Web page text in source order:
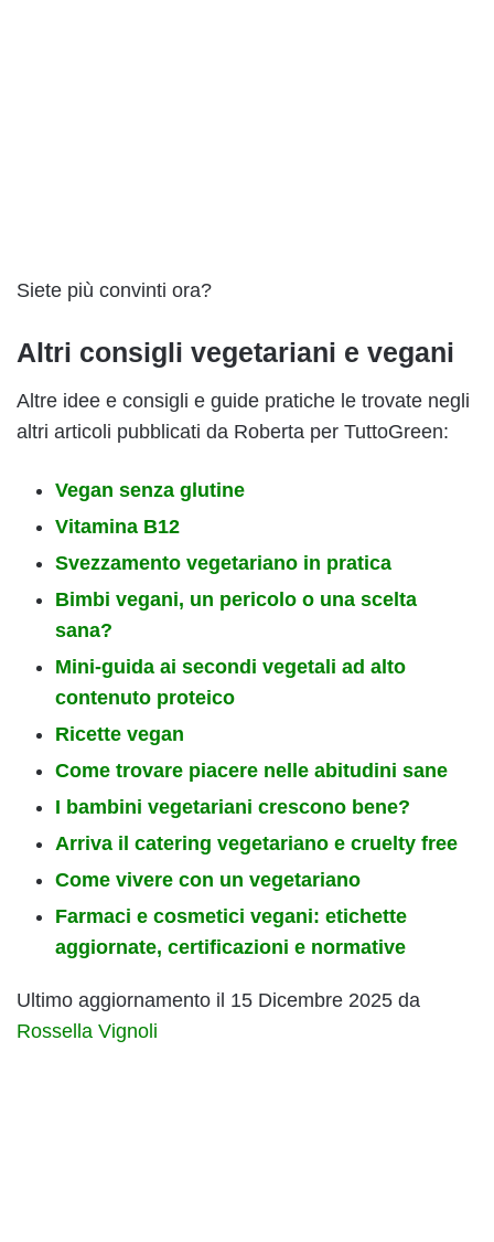
Siete più convinti ora?
Altri consigli vegetariani e vegani
Altre idee e consigli e guide pratiche le trovate negli
altri articoli pubblicati da Roberta per TuttoGreen:
Vegan senza glutine
Vitamina B12
Svezzamento vegetariano in pratica
Bimbi vegani, un pericolo o una scelta
sana?
Mini-guida ai secondi vegetali ad alto
contenuto proteico
Ricette vegan
Come trovare piacere nelle abitudini sane
I bambini vegetariani crescono bene?
Arriva il catering vegetariano e cruelty free
Come vivere con un vegetariano
Farmaci e cosmetici vegani: etichette
aggiornate, certificazioni e normative
Ultimo aggiornamento il 15 Dicembre 2025 da
Rossella Vignoli